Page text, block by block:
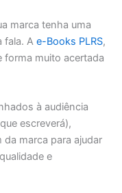
marca tenha uma
fala. Ae-Books PLRS,
forma muito acertada
à audiência
escreverá),
marca para ajudar
e